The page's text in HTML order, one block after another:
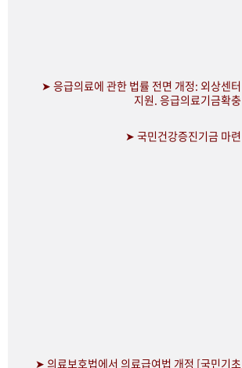
➤ 응급의료에 관한 법률 전면 개정: 외상센터
지원. 응급의료기금확충
➤ 국민건강증진기금 마련
➤ 의료보호법에서 의료급여법 개정 [국민기초